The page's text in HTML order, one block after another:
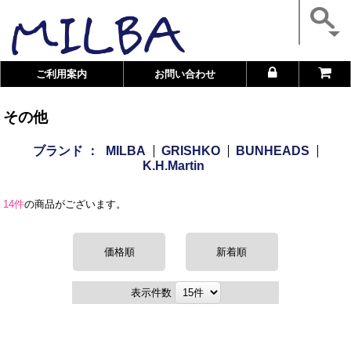
ご利用案内 お問い合わせ
その他
ブランド ： MILBA GRISHKO
BUNHEADS
K.H.Martin
14件の商品がございます。
価格順 新着順
表示件数